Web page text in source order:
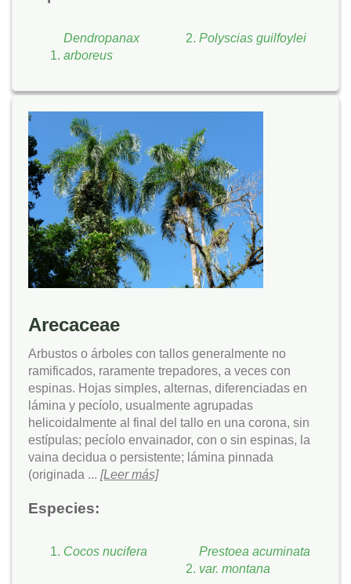
Dendropanax
arboreus
Polyscias guilfoylei
Arecaceae
Arbustos o árboles con tallos generalmente no
ramificados, raramente trepadores, a veces con
espinas. Hojas simples, alternas, diferenciadas en
lámina y pecíolo, usualmente agrupadas
helicoidalmente al final del tallo en una corona, sin
estípulas; pecíolo envainador, con o sin espinas, la
vaina decidua o persistente; lámina pinnada
(originada ... [Leer más]
Especies:
Cocos nucifera
Prestoea acuminata
var. montana